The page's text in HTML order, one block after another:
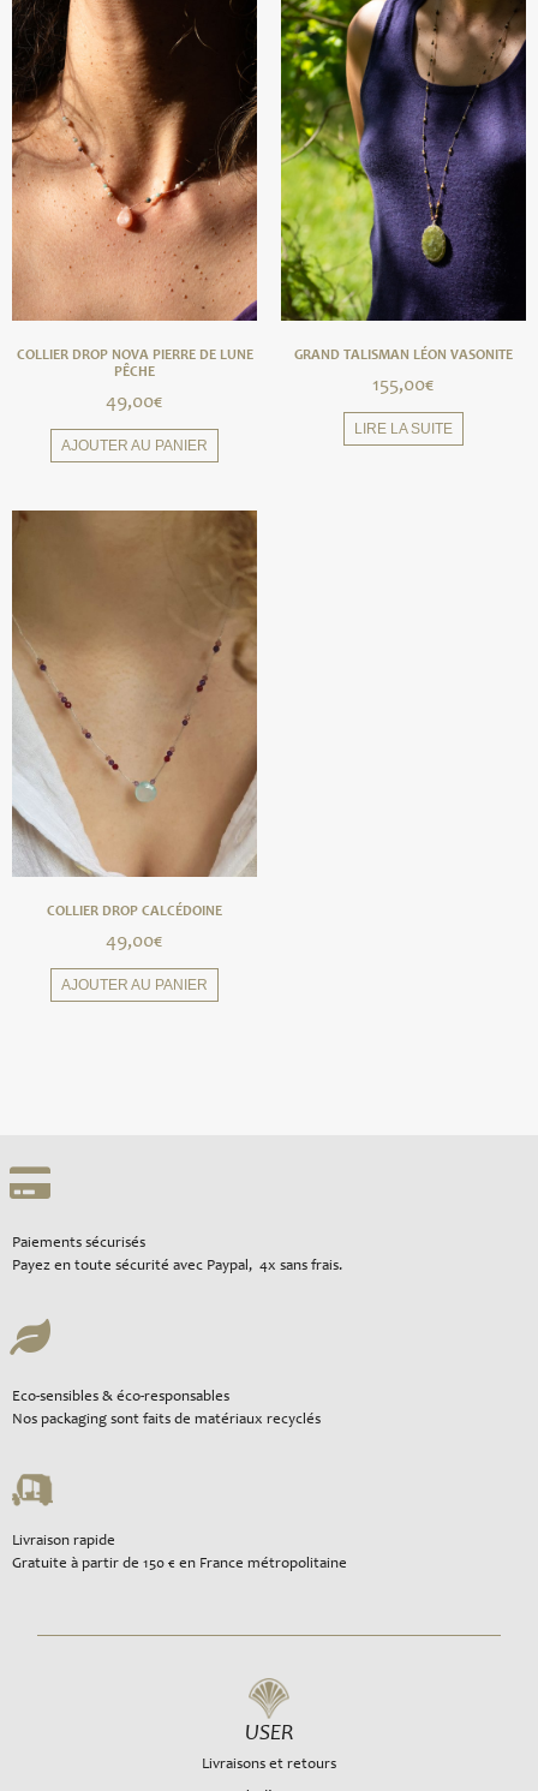
COLLIER DROP NOVA PIERRE DE LUNE
PÊCHE
49,00€
AJOUTER AU PANIER
GRAND TALISMAN LÉON VASONITE
155,00€
LIRE LA SUITE
COLLIER DROP CALCÉDOINE
49,00€
AJOUTER AU PANIER
Paiements sécurisés
Payez en toute sécurité avec Paypal, 4x sans frais.
Eco-sensibles & éco-responsables
Nos packaging sont faits de matériaux recyclés
Livraison rapide
Gratuite à partir de 150 € en France métropolitaine
USER
Livraisons et retours